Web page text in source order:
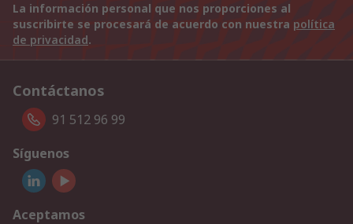
La información personal que nos proporciones al
suscribirte se procesará de acuerdo con nuestra política
de privacidad.
Contáctanos
91 512 96 99
Síguenos
Aceptamos